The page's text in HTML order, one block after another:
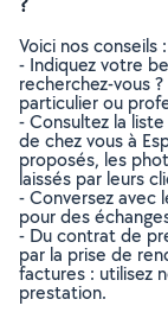
Voici nos conseils :
- Indiquez votre
recherchez-vous
particulier ou
- Consultez la
de chez vous à
proposés, les
laissés par leurs
- Conversez avec
pour des
- Du contrat de
par la prise de
factures : utilisez
prestation.